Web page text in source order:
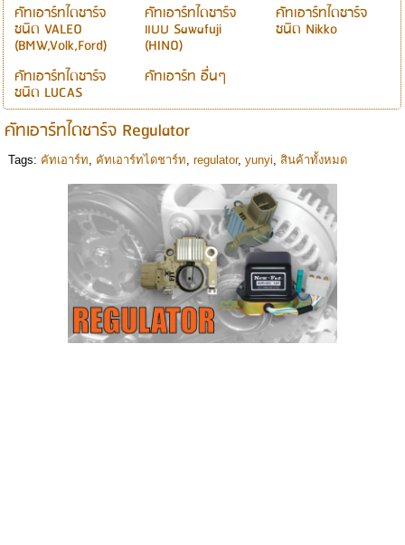
คัทเอาร์ทไดชาร์จ
ชนิด VALEO
(BMW,Volk,Ford)
คัทเอาร์ทไดชาร์จ
แบบ Sawafuji
(HINO)
คัทเอาร์ทไดชาร์จ
ชนิด Nikko
คัทเอาร์ทไดชาร์จ
ชนิด LUCAS
คัทเอาร์ท อื่นๆ
คัทเอาร์ทไดชาร์จ Regulator
Tags: คัทเอาร์ท คัทเอาร์ทไดชาร์ท regulator, yunyi สินค้าทั้งหมด